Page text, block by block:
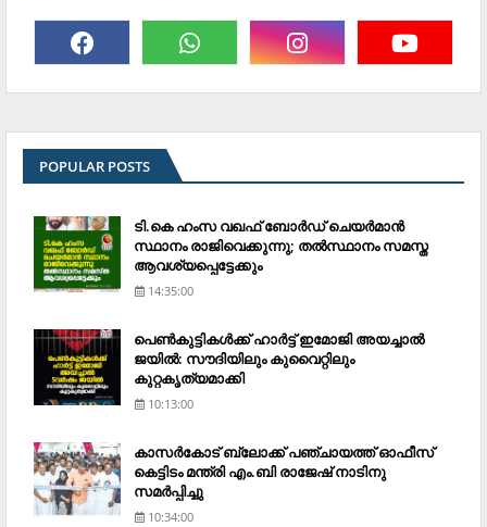
POPULAR POSTS
ടി.കെ ഹംസ വഖഫ് ബോര്‍ഡ് ചെയര്‍മാന്‍
സ്ഥാനം രാജിവെക്കുന്നു; തല്‍സ്ഥാനം സമസ്ത
ആവശ്യപ്പെട്ടേക്കും
14:35:00
പെണ്‍കുട്ടികള്‍ക്ക് ഹാര്‍ട്ട് ഇമോജി അയച്ചാല്‍
ജയില്‍: സൗദിയിലും കുവൈറ്റിലും
കുറ്റകൃത്യമാക്കി
10:13:00
കാസര്‍കോട് ബ്ലോക്ക് പഞ്ചായത്ത് ഓഫീസ്
കെട്ടിടം മന്ത്രി എം.ബി രാജേഷ് നാടിനു
സമര്‍പ്പിച്ചു
10:34:00